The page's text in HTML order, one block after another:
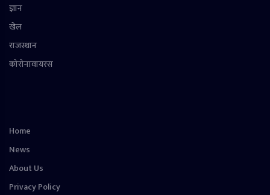
ज्ञान
खेल
राजस्थान
कोरोनावायरस
Home
News
About Us
Privacy Policy